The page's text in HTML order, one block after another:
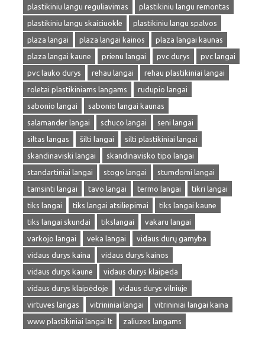
plastikiniu langu reguliavimas
plastikiniu langu remontas
plastikiniu langu skaiciuokle
plastikiniu langu spalvos
plaza langai
plaza langai kainos
plaza langai kaunas
plaza langai kaune
prienu langai pvc durys
pvc langai
pvc lauko durys
rehau langai
rehau plastikiniai langai
roletai plastikiniams langams
rudupio langai
sabonio langai
sabonio langai kaunas
salamander langai
schuco langai
seni langai
siltas langas
šilti langai
silti plastikiniai langai
skandinaviski langai
skandinavisko tipo langai
standartiniai langai
stogo langai
stumdomi langai
tamsinti langai
tavo langai termo langai
tikri langai
tiks langai
tiks langai atsiliepimai
tiks langai kaune
tiks langai skundai
tikslangai
vakaru langai
varkojo langai
veka langai
vidaus durų gamyba
vidaus durys kaina
vidaus durys kainos
vidaus durys kaune
vidaus durys klaipeda
vidaus durys klaipėdoje
vidaus durys vilniuje
virtuves langas
vitrininiai langai
vitrininiai langai kaina
www plastikiniai langai lt
zaliuzes langams